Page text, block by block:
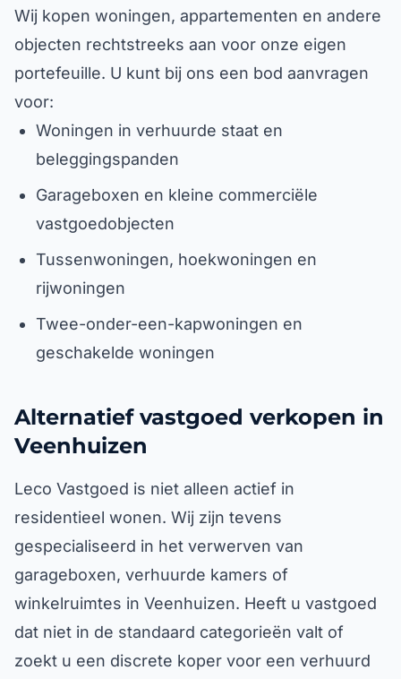
Wij kopen woningen, appartementen en andere
objecten rechtstreeks aan voor onze eigen
portefeuille. U kunt bij ons een bod aanvragen
voor:
Woningen in verhuurde staat en
beleggingspanden
Garageboxen en kleine commerciële
vastgoedobjecten
Tussenwoningen, hoekwoningen en
rijwoningen
Twee-onder-een-kapwoningen en
geschakelde woningen
Alternatief vastgoed verkopen in
Veenhuizen
Leco Vastgoed is niet alleen actief in
residentieel wonen. Wij zijn tevens
gespecialiseerd in het verwerven van
garageboxen, verhuurde kamers of
winkelruimtes in Veenhuizen. Heeft u vastgoed
dat niet in de standaard categorieën valt of
zoekt u een discrete koper voor een verhuurd